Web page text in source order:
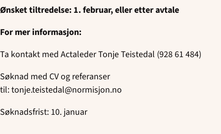
Ønsket tiltredelse: 1. februar, eller etter avtale
For mer informasjon:
Ta kontakt med Actaleder Tonje Teistedal (928 61 484)
Søknad med CV og referanser
til:tonje.teistedal@normisjon.no
Søknadsfrist: 10. januar